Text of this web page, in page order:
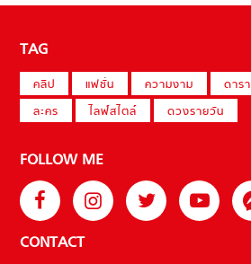
TAG
คลิป แฟชั่น ความงาม ดารา
ละคร
ไลฟ์สไตล์ ดวงรายวัน
FOLLOW ME
CONTACT